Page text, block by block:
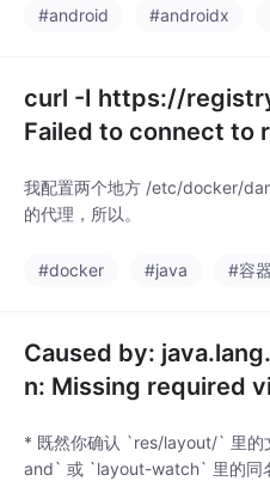
建议使用 33 或以上（A
响代码。升级后注意同
步 Gradle（截至目前
（2025年6月），，可
如果你项目中还在使
用。
#android #androidx
curl -I https://
Failed to connect to
我配置两个地方 /etc/docker/
的代理，所以。
#docker #java #容器
Caused by:
n: Missing required
* 既然你确认 `res/layout/` 里的
and` 或 `layout-watch` 里的同